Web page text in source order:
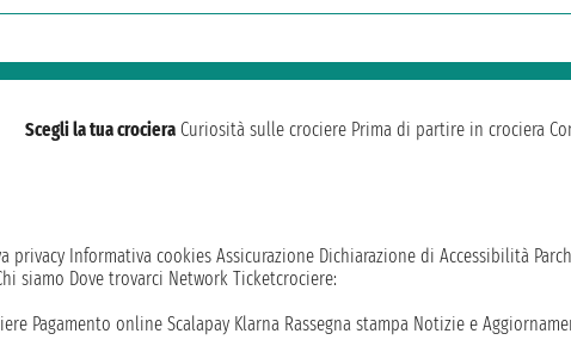
Scegli la tua crociera Curiosità sulle crociere Prima di partire in crociera
privacy Informativa cookies Assicurazione Dichiarazione di Accessibilità
siamo Dove trovarci Network Ticketcrociere:
Pagamento online Scalapay Klarna Rassegna stampa Notizie e